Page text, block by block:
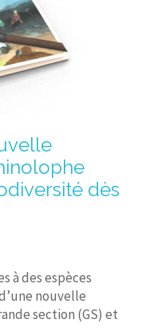
dès
à des espèces
nouvelle
section (GS) et